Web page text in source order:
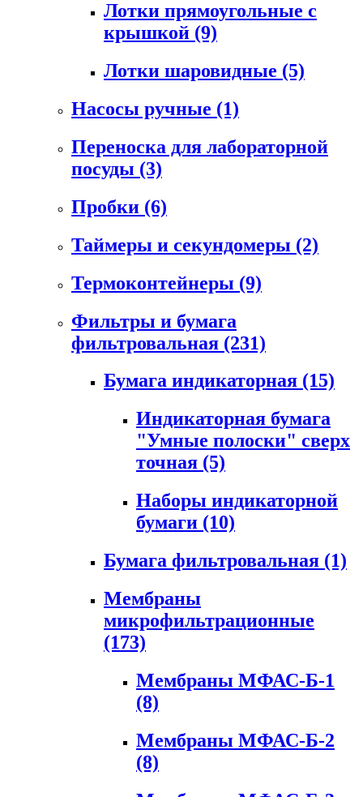
Лотки прямоугольные с
крышкой (9)
Лотки шаровидные (5)
Насосы ручные (1)
Переноска для лабораторной
посуды (3)
Пробки (6)
Таймеры и секундомеры (2)
Термоконтейнеры (9)
Фильтры и бумага
фильтровальная (231)
Бумага индикаторная (15)
Индикаторная бумага
"Умные полоски" сверх
точная (5)
Наборы индикаторной
бумаги (10)
Бумага фильтровальная (1)
Мембраны
микрофильтрационные
(173)
Мембраны МФАС-Б-1
(8)
Мембраны МФАС-Б-2
(8)